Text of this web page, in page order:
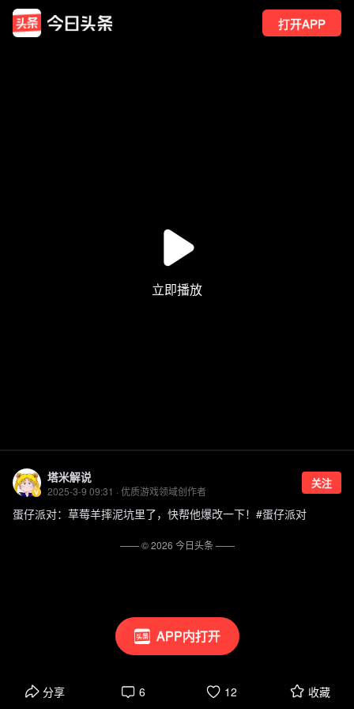
打开APP
APP内打开
塔米解说
2025-3-9 09:31 · 优质游戏领域创作者
关注
蛋仔派对：草莓羊摔泥坑里了，快帮他爆改一下！#蛋仔派对
分享 6 12 收藏
—— ©2026 今日头条——